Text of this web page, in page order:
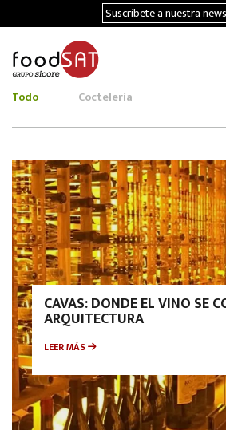
Suscríbete a nuestra
Todo Coctelería
CAVAS: DONDE EL VINO SE
ARQUITECTURA
LEER MÁS